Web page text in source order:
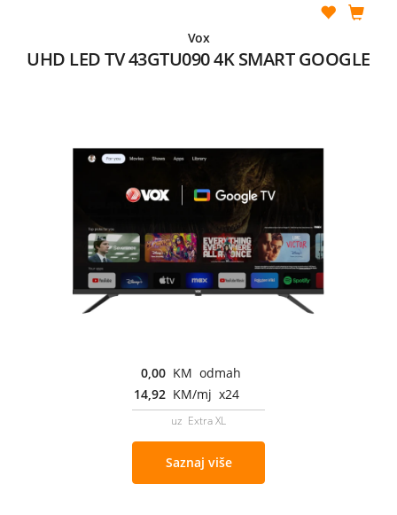
Vox
UHD LED TV 43GTU090 4K SMART GOOGLE
0,00 KM odmah
14,92 KM/mj x24
uz Extra XL
Saznaj više